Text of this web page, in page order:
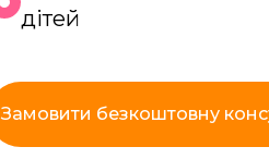
дітей
Замовити безкоштовну